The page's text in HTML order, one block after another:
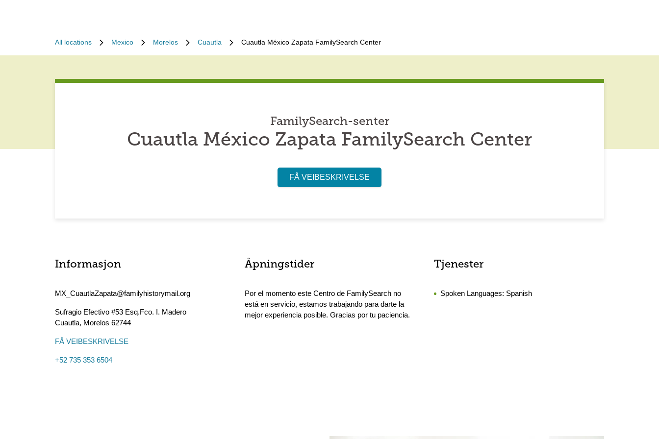
All locations Mexico Morelos Cuautla Cuautla México Zapata FamilySearch Center
FamilySearch-senter
Cuautla México Zapata FamilySearch Center
FÅ VEIBESKRIVELSE
Informasjon
MX_CuautlaZapata@familyhistorymail.org
Sufragio Efectivo #53 Esq.Fco. I. Madero
Cuautla, Morelos 62744
FÅ VEIBESKRIVELSE
+52 735 353 6504
Åpningstider
Por el momento este Centro de FamilySearch no
está en servicio, estamos trabajando para darte la
mejor experiencia posible. Gracias por tu paciencia.
Tjenester
Spoken Languages: Spanish